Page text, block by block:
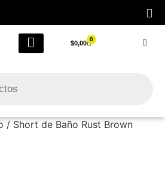
$0,00 0
/ Short de Baño Rust Brown